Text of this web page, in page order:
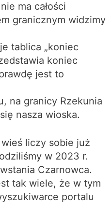
ma całości
granicznym widzimy
tablica „koniec
koniec
jest to
na granicy Rzekunia
nasza wioska.
liczy sobie już
w 2023 r.
Czarnowca.
tak wiele, że w tym
portalu